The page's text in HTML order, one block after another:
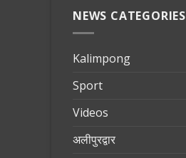
NEWS CATEGORIES
Kalimpong
Sport
Videos
अलीपुरद्वार